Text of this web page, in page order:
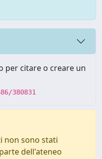
per citare o creare un
380831
non sono stati
dell'ateneo